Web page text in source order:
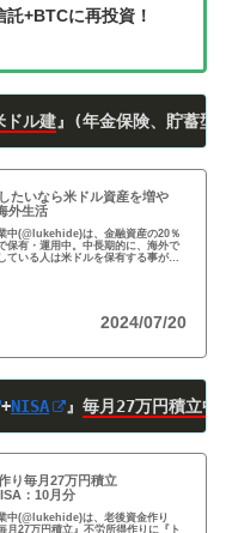
+BTCに再投資！
ドル建』(年金保険、貯蓄型
たいなら米ドル資産を増や
外生活
中(@lukehide)は、金融資産の20％
保有・運用中。中長期的に、海外で
ている人は米ドルを保有する事がお
2024/07/20
+NISA 』 毎月27万円積立中
り毎月27万円積立
：10月分
中(@lukehide)は、老後資金作り
月27万円積立』不労所得作りに『ト